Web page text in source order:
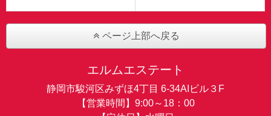
ページ上部へ戻る
エルムエステート
静岡市駿河区みずほ4丁目 6-34AIビル３F
【営業時間】9:00～18：00